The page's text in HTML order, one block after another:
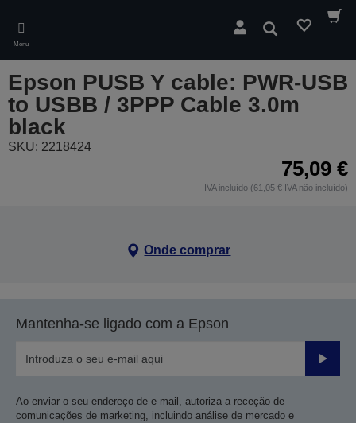
main
content
Menu
Pesquisar
Epson PUSB Y cable: PWR-USB
to USBB / 3PPP Cable 3.0m
black
SKU: 2218424
75,09 €
IVA incluído (61,05 € IVA não incluído)
Onde comprar
Mantenha-se ligado com a Epson
Enviar
Ao enviar o seu endereço de e-mail, autoriza a receção de
comunicações de marketing, incluindo análise de mercado e